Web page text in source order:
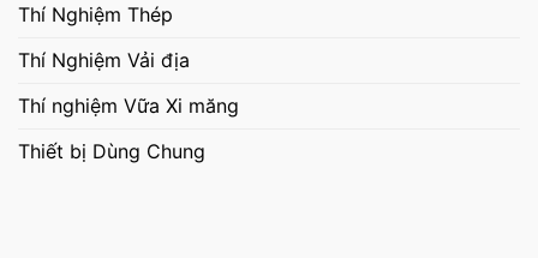
Thí Nghiệm Thép
Thí Nghiệm Vải địa
Thí nghiệm Vữa Xi măng
Thiết bị Dùng Chung